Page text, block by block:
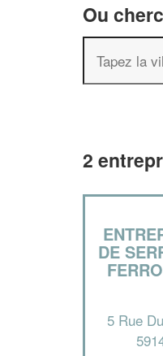
Ou
2
DE
5 Rue